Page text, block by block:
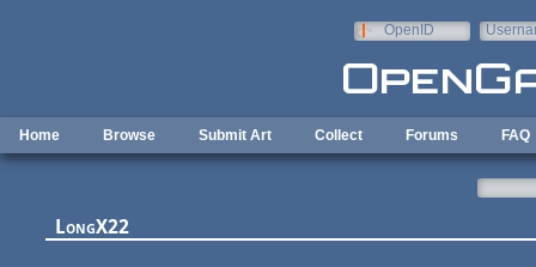
OpenID
Home Browse Submit Art Collect Forums FAQ
LongX22